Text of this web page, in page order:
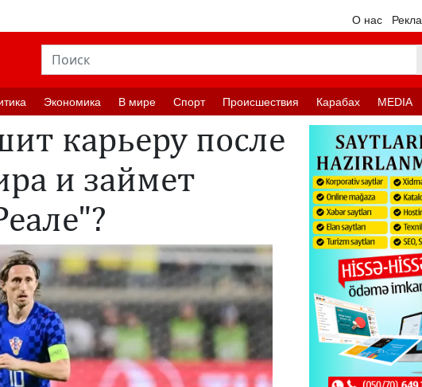
О нас
Экономика В мире Спорт Происшествия Карабах MEDIA
карьеру после
и займет